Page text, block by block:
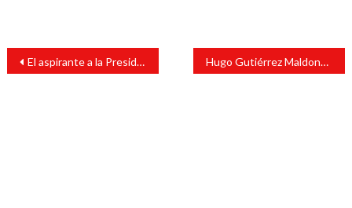
Navegación
entradas
El aspirante a la Presidencia Municipal de San Andrés Tuxtla por el partido Todos por Veracruz, realizó su sufragio Hugo Gutiérrez Maldonado ejerce su derecho al voto